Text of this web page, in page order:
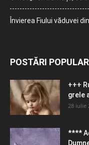
Învierea Fiului văduvei
POSTĂRI
+++
grele
28 iulie
****